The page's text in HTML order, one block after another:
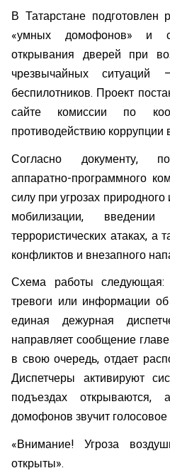
В Татарстане подготовлен
«умных домофонов» и
открывания дверей при
чрезвычайных
беспилотников. Проект
сайте комиссии по
противодействию коррупции
Согласно документу,
аппаратно-программного
силу при угрозах природного
мобилизации,
террористических атаках, а
конфликтов и внезапного
Схема работы следующая:
тревоги или информации
единая дежурная
направляет сообщение
в свою очередь, отдает
Диспетчеры активируют
подъездах
домофонов звучит
«Внимание! Угроза
открыты».